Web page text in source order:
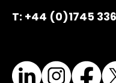
T: +44 (0)1745
LinkedIn